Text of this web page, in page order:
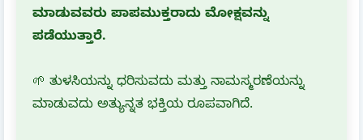
ಮಾಡುವವರು ಪಾಪಮುಕ್ತರಾದು ಮೋಕ್ಷವನ್ನು
ಪಡೆಯುತ್ತಾರೆ.
🌱 ತುಳಸಿಯನ್ನು ಧರಿಸುವದು ಮತ್ತು ನಾಮಸ್ಮರಣೆಯನ್ನು
ಮಾಡುವದು ಅತ್ಯುನ್ನತ ಭಕ್ತಿಯ ರೂಪವಾಗಿದೆ.